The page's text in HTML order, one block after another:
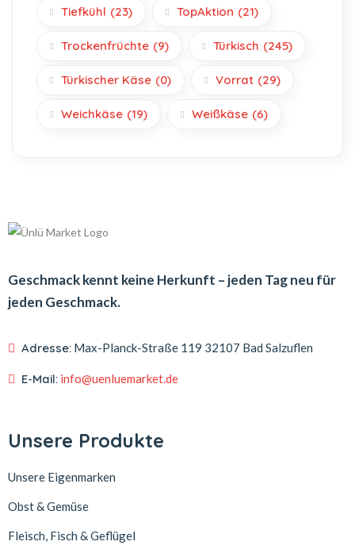
Tiefkühl (23) TopAktion (21)
Trockenfrüchte (9) Türkisch (245)
Türkischer Käse (0) Vorrat (29)
Weichkäse (19) Weißkäse (6)
Geschmack kennt keine Herkunft – jeden Tag neu für
jeden Geschmack.
Adresse: Max-Planck-Straße 119 32107 Bad Salzuflen
E-Mail: info@uenluemarket.de
Unsere Produkte
Unsere Eigenmarken
Obst & Gemüse
Fleisch, Fisch & Geflügel